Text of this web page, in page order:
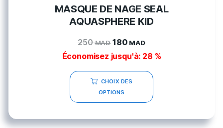
MASQUE DE NAGE SEAL
AQUASPHERE KID
250MAD 180 MAD
Économisez jusqu'à: 28 %
CHOIX DES
OPTIONS